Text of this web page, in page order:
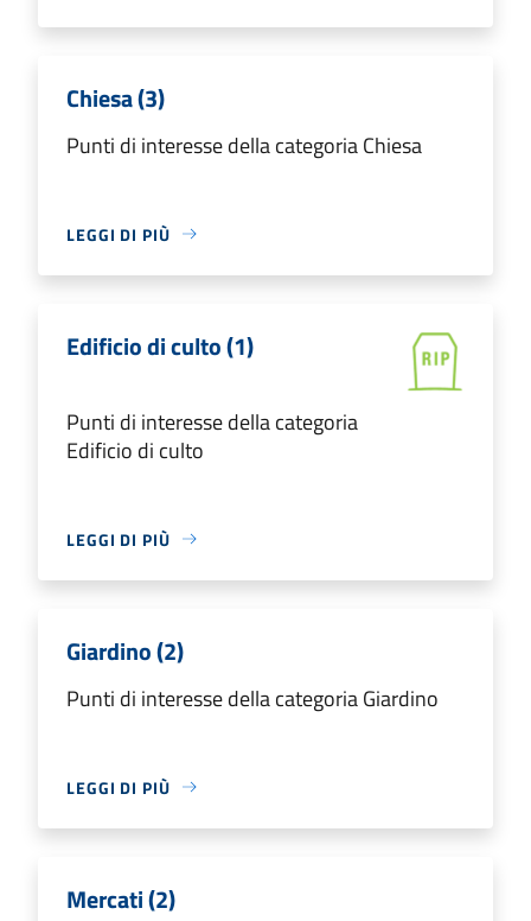
Chiesa (3)
Punti di interesse della categoria Chiesa
LEGGI DI PIÙ
Edificio di culto (1)
Punti di interesse della categoria
Edificio di culto
LEGGI DI PIÙ
Giardino (2)
Punti di interesse della categoria Giardino
LEGGI DI PIÙ
Mercati (2)